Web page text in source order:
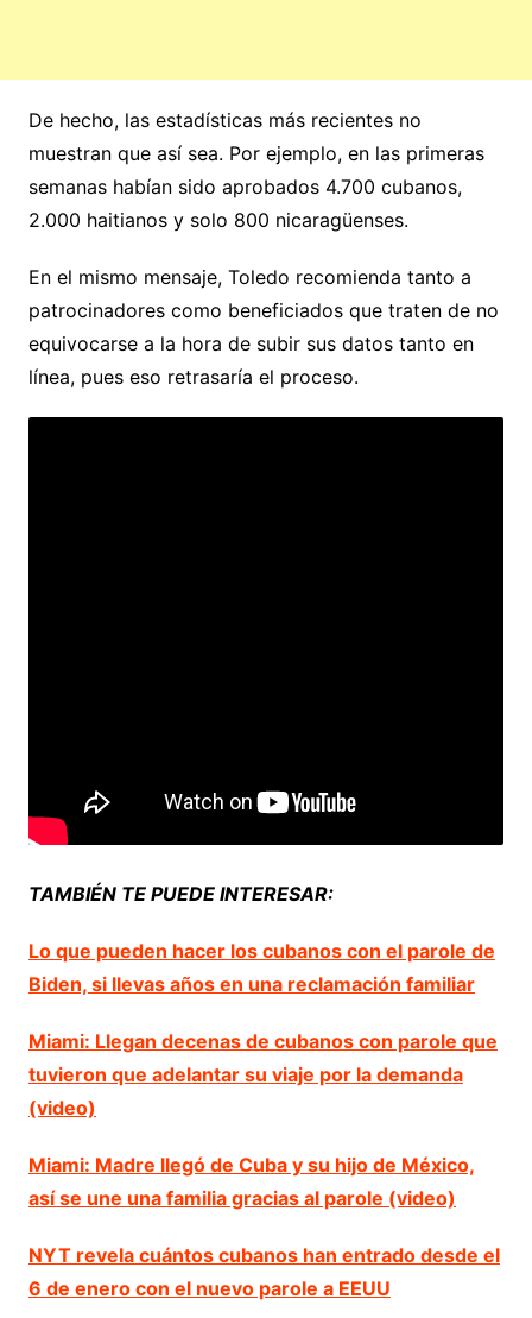
De hecho, las estadísticas más recientes no
muestran que así sea. Por ejemplo, en las primeras
semanas habían sido aprobados 4.700 cubanos,
2.000 haitianos y solo 800 nicaragüenses.
En el mismo mensaje, Toledo recomienda tanto a
patrocinadores como beneficiados que traten de no
equivocarse a la hora de subir sus datos tanto en
línea, pues eso retrasaría el proceso.
TAMBIÉN TE PUEDE INTERESAR:
Lo que pueden hacer los cubanos con el parole de
Biden, si llevas años en una reclamación familiar
Miami: Llegan decenas de cubanos con parole que
tuvieron que adelantar su viaje por la demanda
(video)
Miami: Madre llegó de Cuba y su hijo de México,
así se une una familia gracias al parole (video)
NYT revela cuántos cubanos han entrado desde el
6 de enero con el nuevo parole a EEUU